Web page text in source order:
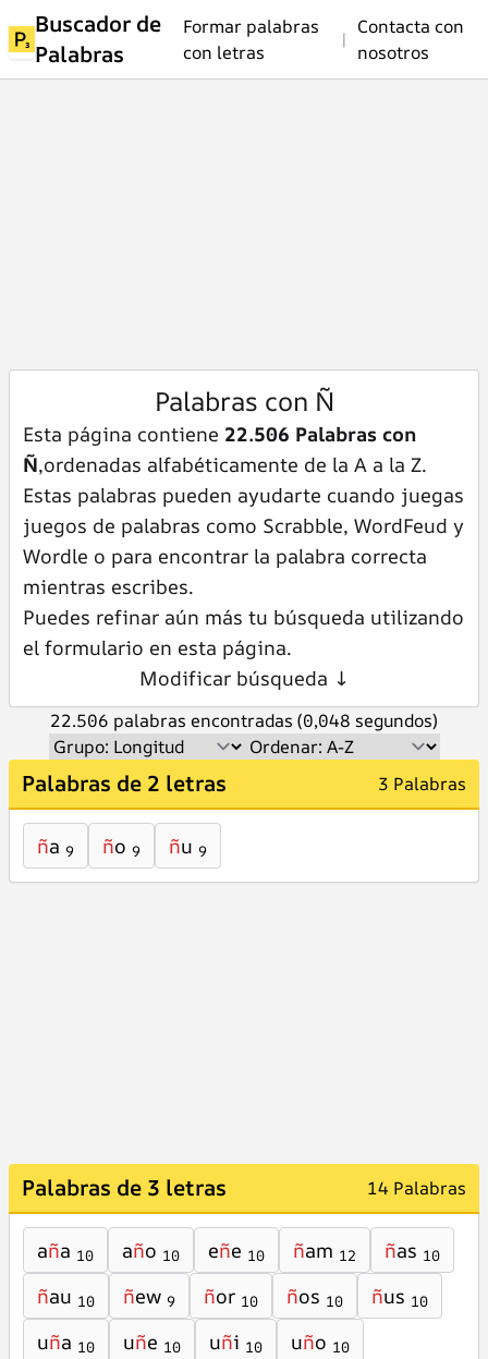
Buscador de
Palabras
Formar palabras
con letras
|
Contacta con
nosotros
Palabras con Ñ
Esta página contiene 22.506 Palabras con
Ñ,ordenadas alfabéticamente de la A a la Z.
Estas palabras pueden ayudarte cuando juegas
juegos de palabras como Scrabble, WordFeud y
Wordle o para encontrar la palabra correcta
mientras escribes.
Puedes refinar aún más tu búsqueda utilizando
el formulario en esta página.
Modificar búsqueda ↓
22.506 palabras encontradas (0,048 segundos)
Palabras de 2 letras 3 Palabras
ña 9 ño 9 ñu 9
Palabras de 3 letras 14 Palabras
aña 10 año 10 eñe 10 ñam 12 ñas 10
ñau 10 ñew 9 ñor 10 ños 10 ñus 10
uña 10 uñe 10 uñi 10 uño 10